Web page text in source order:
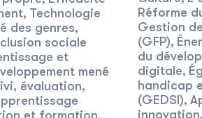
, Technologie
des genres,
sociale
et
mené
évaluation,
et formation
Réforme
Gestion
(GFP),
du
digitale,
handicap
(GEDSI),
innovation,